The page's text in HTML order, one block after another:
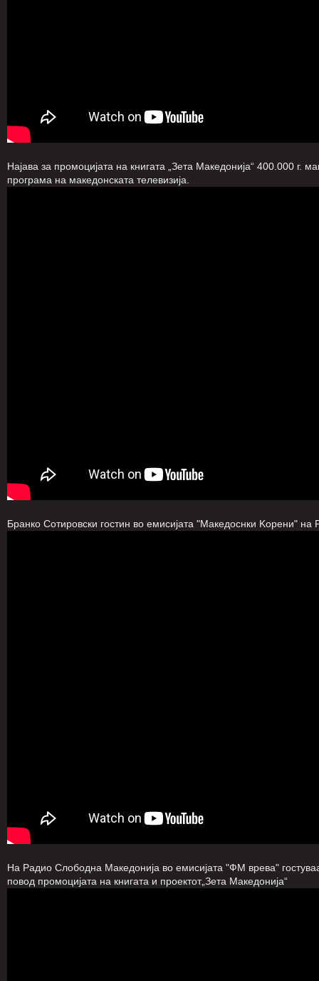
Најава за промоцијата на книгата „Зета Македонија“ 400.000 г.
програма на македонската телевизија.
Бранко Сотировски гостин во емисијата "Mакедоснки Kорени" на
На Радио Слободна Македонија во емисијата "ФМ врева"
повод промоцијата на книгата и проектот„Зета Македонија“